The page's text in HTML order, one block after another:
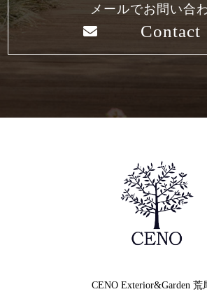
メールでお問い合
Contact
CENO Exterior&Garden荒